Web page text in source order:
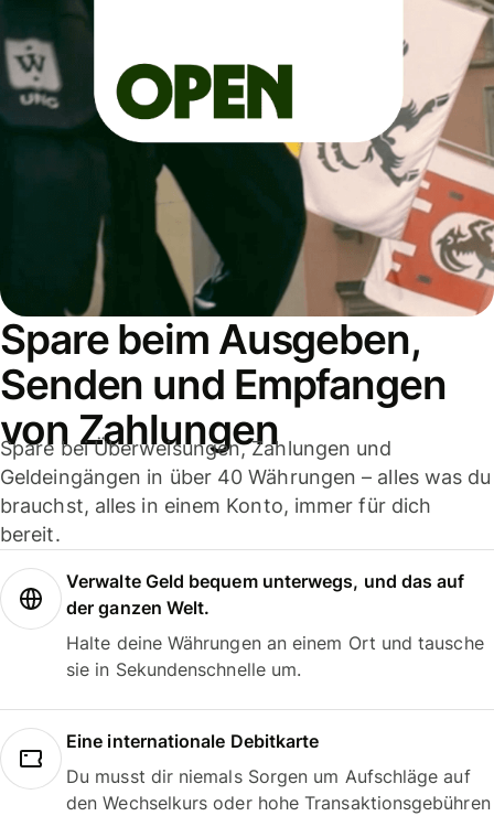
Spare beim Ausgeben,
Senden und Empfangen
von Zahlungen
Spare bei Überweisungen, Zahlungen und
Geldeingängen in über 40 Währungen – alles was du
brauchst, alles in einem Konto, immer für dich
bereit.
Verwalte Geld bequem unterwegs, und das auf
der ganzen Welt.
Halte deine Währungen an einem Ort und tausche
sie in Sekundenschnelle um.
Eine internationale Debitkarte
Du musst dir niemals Sorgen um Aufschläge auf
den Wechselkurs oder hohe Transaktionsgebühren